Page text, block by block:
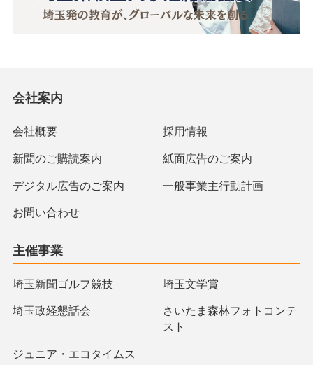
会社案内
会社概要 採用情報
新聞のご購読案内 紙面広告のご案内
デジタル広告のご案内 一般事業主行動計画
お問い合わせ
主催事業
埼玉新聞ゴルフ競技 埼玉文学賞
埼玉政経懇話会
さいたま森林フォトコンテ
スト
ジュニア・エコタイムス